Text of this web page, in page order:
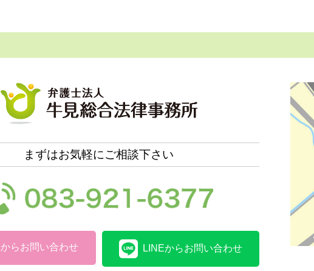
まずはお気軽にご相談下さい
らお問い合わせ LINEからお問い合わせ